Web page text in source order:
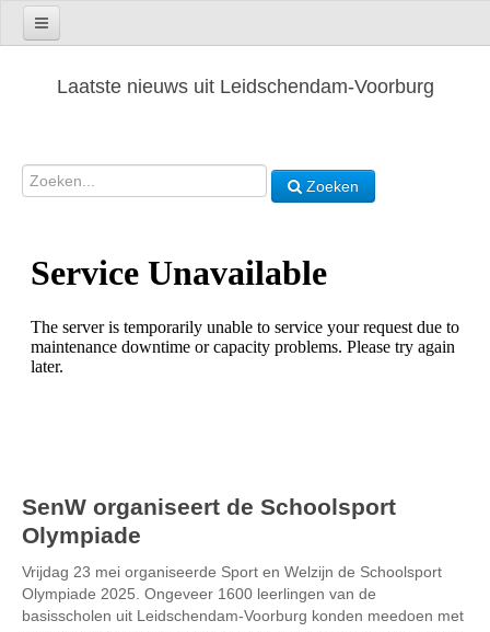
Laatste nieuws uit Leidschendam-Voorburg
Zoeken
SenW organiseert de Schoolsport
Olympiade
Vrijdag 23 mei organiseerde Sport en Welzijn de Schoolsport
Olympiade 2025. Ongeveer 1600 leerlingen van de
basisscholen uit Leidschendam-Voorburg konden meedoen met